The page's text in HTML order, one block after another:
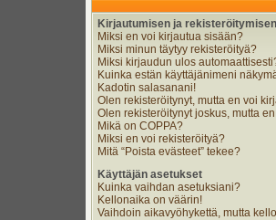
Kirjautumisen ja
Miksi en voi kirjautua sisään?
Miksi minun täytyy rekisteröityä?
Miksi kirjaudun ulos
Kuinka estän käyttäjänimeni
Kadotin salasanani!
Olen rekisteröitynyt, mutta en voi
Olen rekisteröitynyt joskus, mutta
Mikä on COPPA?
Miksi en voi rekisteröityä?
Mitä “Poista evästeet” tekee?
Käyttäjän asetukset
Kuinka vaihdan asetuksiani?
Kellonaika on väärin!
Vaihdoin aikavyöhykettä, mutta